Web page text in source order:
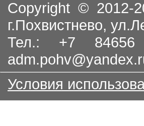
Copyright © 2012-
г.Похвистнево,
Тел.: +7
Условия